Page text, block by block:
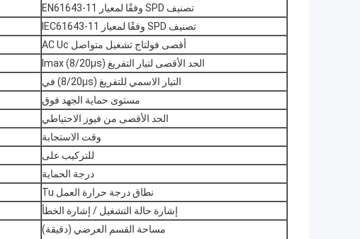
تصنيف SPD وفقًا لمعيار EN61643-11
تصنيف SPD وفقًا لمعيار IEC61643-11
أقصى فولتاج تشغيل متواصل AC Uc
الحد الأقصى لتيار التفريغ (8/20μs) Imax
التيار الاسمي للتفريغ (8/20μs) في
مستوى حماية الجهد فوق
الحد الأقصى من فيوز الاحتياطي
وقت الاستجابة
للتركيب على
درجة الحماية
نطاق درجة حرارة العمل Tu
إشارة حالة التشغيل / إشارة الخطأ
مساحة القسم العرضي (دقيقة)